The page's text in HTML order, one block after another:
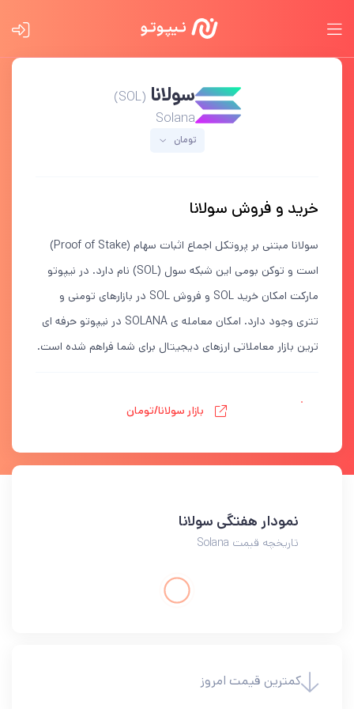
سولانا (SOL)
Solana
تومان
خرید و فروش سولانا
سولانا مبتنی بر پروتکل اجماع اثبات سهام (Proof of Stake)
است و توکن بومی این شبکه سول (SOL) نام دارد. در نیپوتو
مارکت امکان خرید SOL و فروش SOL در بازارهای تومنی و
تتری وجود دارد. امکان معامله ی SOLANA در نیپوتو حرفه ای
ترین بازار معاملاتی ارزهای دیجیتال برای شما فراهم شده است.
بازار سولانا/تومان
نمودار هفتگی سولانا
تاریخچه قیمت Solana
کمترین قیمت امروز